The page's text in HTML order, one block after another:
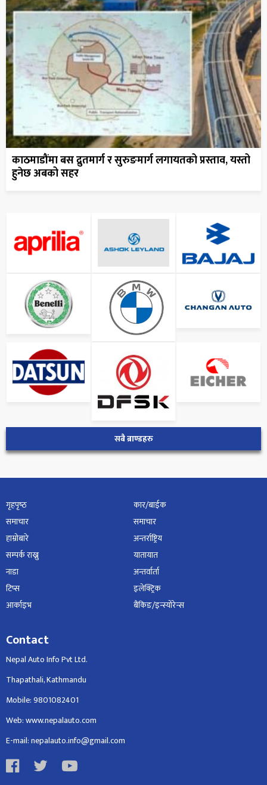
काठमाडौंमा बस द्रुतमार्ग र सुरुङमार्ग लगायतको प्रस्ताव, यस्तो
हुनेछ अबको सहर
सबै ब्राण्डहरु
गृहपृष्‍ठ
समाचार
हाम्रोबारे
सम्पर्क राख्नु
नाडा
टिप्स
आर्काइभ
कार/बाईक
समाचार
अन्तर्राष्ट्रिय
यातायात
अन्तर्वार्ता
इलेक्ट्रिक
बैंकिङ/इन्स्योरेन्स
Contact
Nepal Auto Info Pvt Ltd.
Thapathali, Kathmandu
Mobile: 9801082401
Web: www.nepalauto.com
E-mail: nepalauto.info@gmail.com